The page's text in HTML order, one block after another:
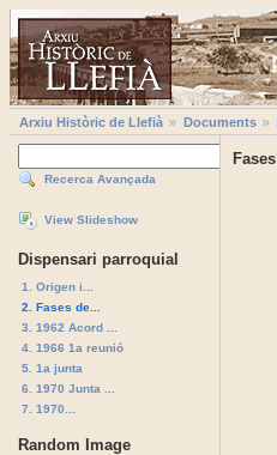
Arxiu Històric de Llefià Documents
Recerca Avançada
View Slideshow
Dispensari parroquial
1. Origen i...
2. Fases de...
3. 1962 Acord ...
4. 1966 1a reunió
5. 1a junta
6. 1970 Junta ...
7. 1970...
Random Image